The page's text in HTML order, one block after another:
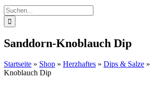
Suche
nach:
Sanddorn-Knoblauch Dip
Startseite » Shop » Herzhaftes » Dips & Salze »
Knoblauch Dip